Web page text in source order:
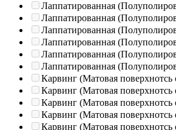
Лаппатированная
Лаппатированная
Лаппатированная
Лаппатированная
Лаппатированная
Лаппатированная
Карвинг (Матовая
Карвинг (Матовая
Карвинг (Матовая
Карвинг (Матовая
Карвинг (Матовая